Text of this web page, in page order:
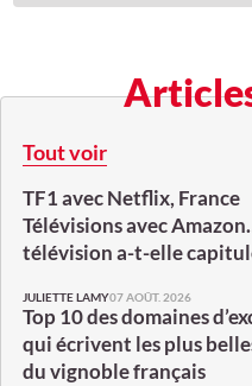
Tout voir
TF1 avec Netflix, France
Télévisions avec
télévision a-t-elle
JULIETTE LAMY07 AOÛT. 2026
Top 10 des domaines
qui écrivent les plus
du vignoble français